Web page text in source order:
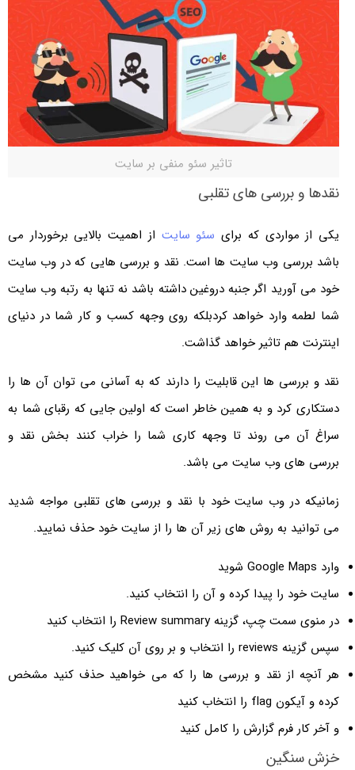
تاثیر سئو منفی بر سایت
نقدها و بررسی های تقلبی
یکی از مواردی که برای سئو سایتاز اهمیت بالایی برخوردار می
باشد بررسی وب سایت ها است. نقد و بررسی هایی که در وب سایت
خود می آورید اگر جنبه دروغین داشته باشد نه تنها به رتبه وب سایت
شما لطمه وارد خواهد کردبلکه روی وجهه کسب و کار شما در دنیای
اینترنت هم تاثیر خواهد گذاشت.
نقد و بررسی ها این قابلیت را دارند که به آسانی می توان آن ها را
دستکاری کرد و به همین خاطر است که اولین جایی که رقبای شما به
سراغ آن می روند تا وجهه کاری شما را خراب کنند بخش نقد و
بررسی های وب سایت می باشد.
زمانیکه در وب سایت خود با نقد و بررسی های تقلبی مواجه شدید
می توانید به روش های زیر آن ها را از سایت خود حذف نمایید.
وارد Google Maps شوید
سایت خود را پیدا کرده و آن را انتخاب کنید.
در منوی سمت چپ، گزینه Review summary را انتخاب کنید
سپس گزینه reviews را انتخاب و بر روی آن کلیک کنید.
هر آنچه از نقد و بررسی ها را که می خواهید حذف کنید مشخص
کرده و آیکون flag را انتخاب کنید
و آخر کار فرم گزارش را کامل کنید
خزش سنگین